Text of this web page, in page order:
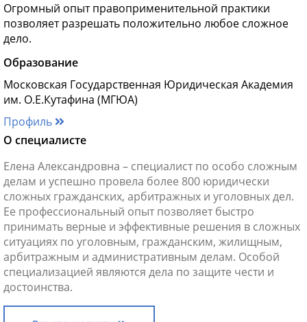
Огромный опыт правоприменительной практики
позволяет разрешать положительно любое сложное
дело.
Образование
Московская Государственная Юридическая Академия
им. О.Е.Кутафина (МГЮА)
Профиль
О специалисте
Елена Александровна – специалист по особо сложным
делам и успешно провела более 800 юридически
сложных гражданских, арбитражных и уголовных дел.
Ее профессиональный опыт позволяет быстро
принимать верные и эффективные решения в сложных
ситуациях по уголовным, гражданским, жилищным,
арбитражным и административным делам. Особой
специализацией являются дела по защите чести и
достоинства.